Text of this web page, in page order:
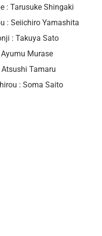
: Tarusuke Shingaki
: Seiichiro Yamashita
: Takuya Sato
Murase
Tamaru
: Soma Saito